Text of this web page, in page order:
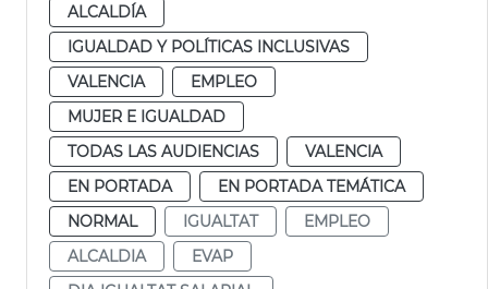
ALCALDÍA
IGUALDAD Y POLÍTICAS INCLUSIVAS
VALENCIA
EMPLEO
MUJER E IGUALDAD
TODAS LAS AUDIENCIAS
VALENCIA
EN PORTADA
EN PORTADA TEMÁTICA
NORMAL
IGUALTAT
EMPLEO
ALCALDIA
EVAP